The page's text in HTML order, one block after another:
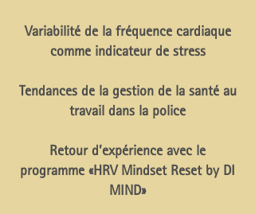
Variabilité de la fréquence cardiaque
comme indicateur de stress
Tendances de la gestion de la santé au
travail dans la police
Retour d’expérience avec le
programme «HRV Mindset Reset by DI
MIND»